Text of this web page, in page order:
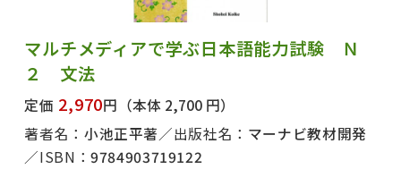
マルチメディアで学ぶ日本語能力試験 Ｎ
２ 文法
定価 2,970円 （本体 2,700 円）
著者名： 小池正平著 出版社名： マーナビ教材開発
ISBN：9784903719122